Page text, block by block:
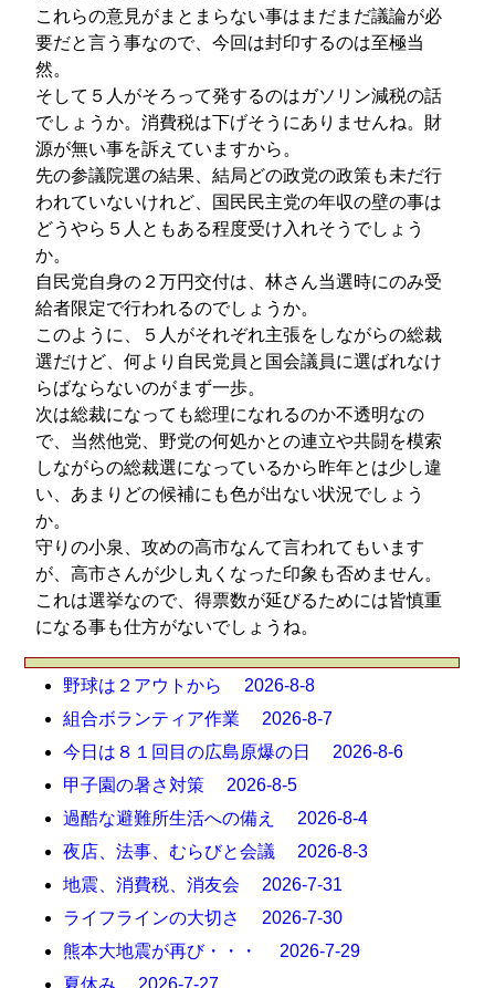
これらの意見がまとまらない事はまだまだ議論が必
要だと言う事なので、今回は封印するのは至極当
然。
そして５人がそろって発するのはガソリン減税の話
でしょうか。消費税は下げそうにありませんね。財
源が無い事を訴えていますから。
先の参議院選の結果、結局どの政党の政策も未だ行
われていないけれど、国民民主党の年収の壁の事は
どうやら５人ともある程度受け入れそうでしょう
か。
自民党自身の２万円交付は、林さん当選時にのみ受
給者限定で行われるのでしょうか。
このように、５人がそれぞれ主張をしながらの総裁
選だけど、何より自民党員と国会議員に選ばれなけ
らばならないのがまず一歩。
次は総裁になっても総理になれるのか不透明なの
で、当然他党、野党の何処かとの連立や共闘を模索
しながらの総裁選になっているから昨年とは少し違
い、あまりどの候補にも色が出ない状況でしょう
か。
守りの小泉、攻めの高市なんて言われてもいます
が、高市さんが少し丸くなった印象も否めません。
これは選挙なので、得票数が延びるためには皆慎重
になる事も仕方がないでしょうね。
野球は２アウトから 2026-8-8
組合ボランティア作業 2026-8-7
今日は８１回目の広島原爆の日 2026-8-6
甲子園の暑さ対策 2026-8-5
過酷な避難所生活への備え 2026-8-4
夜店、法事、むらびと会議 2026-8-3
地震、消費税、消友会 2026-7-31
ライフラインの大切さ 2026-7-30
熊本大地震が再び・・・ 2026-7-29
夏休み 2026-7-27